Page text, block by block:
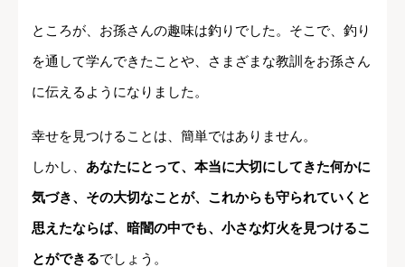
ところが、お孫さんの趣味は釣りでした。そこで、釣り
を通して学んできたことや、さまざまな教訓をお孫さん
に伝えるようになりました。
幸せを見つけることは、簡単ではありません。
しかし、 あなたにとって、本当に大切にしてきた何かに
気づき、その大切なことが、これからも守られていくと
思えたならば、暗闇の中でも、小さな灯火を見つけるこ
とができるでしょう。